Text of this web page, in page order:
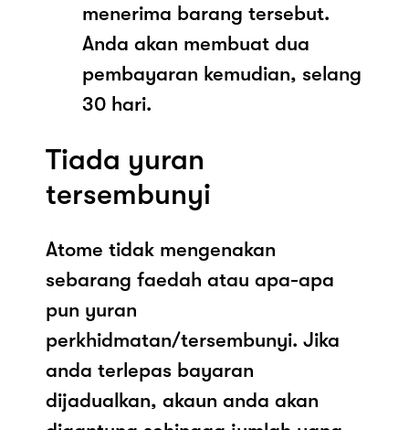
menerima barang tersebut.
Anda akan membuat dua
pembayaran kemudian, selang
30 hari.
Tiada yuran
tersembunyi
Atome tidak mengenakan
sebarang faedah atau apa-apa
pun yuran
perkhidmatan/tersembunyi. Jika
anda terlepas bayaran
dijadualkan, akaun anda akan